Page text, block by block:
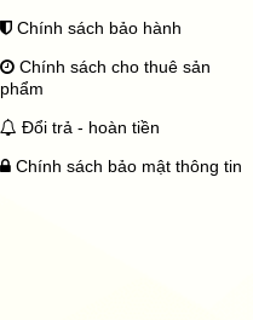
Chính sách bảo hành
Chính sách cho thuê sản
phẩm
Đổi trả - hoàn tiền
Chính sách bảo mật thông tin